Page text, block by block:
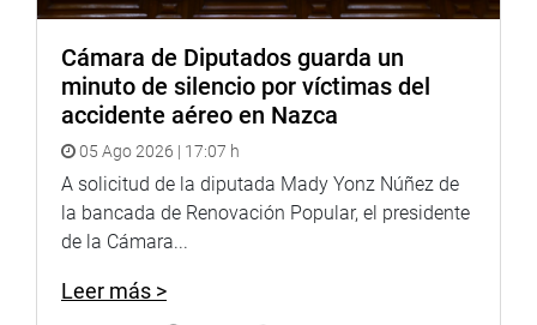
Cámara de Diputados guarda un
minuto de silencio por víctimas del
accidente aéreo en Nazca
05 Ago 2026 | 17:07 h
A solicitud de la diputada Mady Yonz Núñez de
la bancada de Renovación Popular, el presidente
de la Cámara...
Leer más >